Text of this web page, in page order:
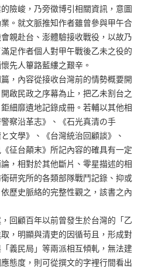
險峻，乃旁徵博引相關資訊，意圖
。就文脈推知作者雖曾參與甲午合
親赴台、澎體驗接收戰役，以故乃
足作者個人對甲午戰後乙未之役的
先人篳路藍縷之艱辛。
內容從接收台灣前的情勢概要開
啟民政之序幕為止，把乙未割台之
細靡遺地記錄成冊。若輔以其他相
察沿革志》、《石光真清の手
文學》、《台灣統治回顧談》、
征台顛末》所記內容的確具有一定
，相對於其他斷片、零星描述的相
研究所的各類部隊戰鬥記錄、抑或
歷史脈絡的完整性觀之，該書之內
顧百年以前曾發生於台灣的「乙
，明顯與清吏的因循苟且，形成對
義民局」等兩派相互傾軋，無法建
態度，則可從撰文的字裡行間看出